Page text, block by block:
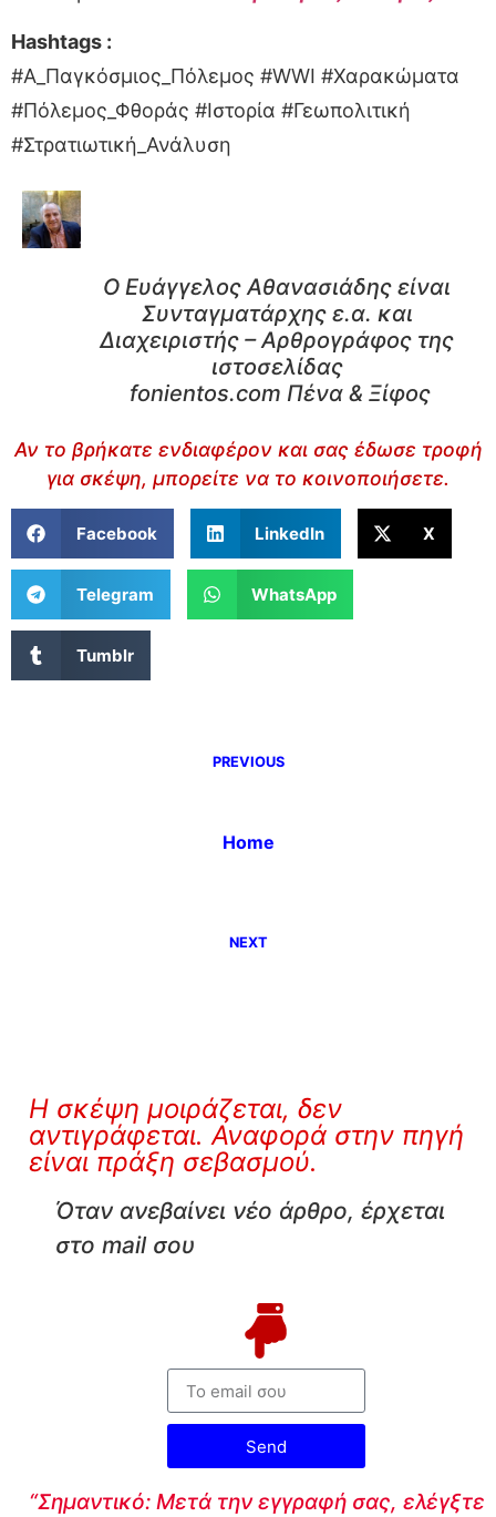
Hashtags :
#Α_Παγκόσμιος_Πόλεμος #WWI #Χαρακώματα
#Πόλεμος_Φθοράς #Ιστορία #Γεωπολιτική
#Στρατιωτική_Ανάλυση
Ο Ευάγγελος Αθανασιάδης είναι
Συνταγματάρχης ε.α. και
Διαχειριστής – Αρθρογράφος της
ιστοσελίδας
fonientos.com Πένα & Ξίφος
Αν το βρήκατε ενδιαφέρον και σας έδωσε τροφή
για σκέψη, μπορείτε να το κοινοποιήσετε.
Facebook LinkedIn X
Telegram WhatsApp
Tumblr
PREVIOUS
Home
NEXT
Η σκέψη μοιράζεται, δεν
αντιγράφεται. Αναφορά στην πηγή
είναι πράξη σεβασμού.
Όταν ανεβαίνει νέο άρθρο, έρχεται
στο mail σου
Send
“Σημαντικό: Μετά την εγγραφή σας, ελέγξτε